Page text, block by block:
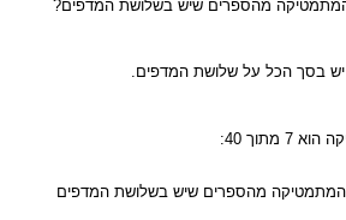
מהספרים שיש בשלושת המדפים?
בסך הכל על שלושת המדפים.
40:
מהספרים שיש בשלושת המדפים